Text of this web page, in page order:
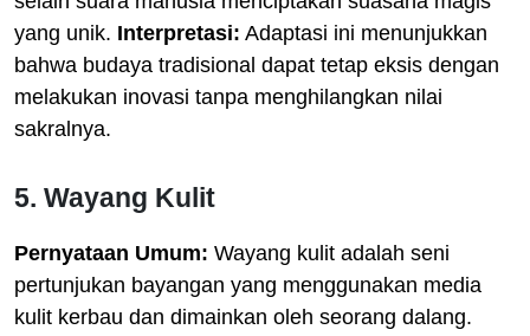
yang unik. Interpretasi: Adaptasi ini menunjukkan
bahwa budaya tradisional dapat tetap eksis dengan
melakukan inovasi tanpa menghilangkan nilai
sakralnya.
5. Wayang Kulit
Pernyataan Umum: Wayang kulit adalah seni
pertunjukan bayangan yang menggunakan media
kulit kerbau dan dimainkan oleh seorang dalang.